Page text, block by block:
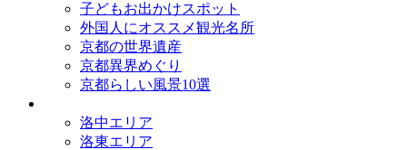
子どもお出かけスポット
外国人にオススメ観光名所
京都の世界遺産
京都異界めぐり
京都らしい風景10選
洛中エリア
洛東エリア